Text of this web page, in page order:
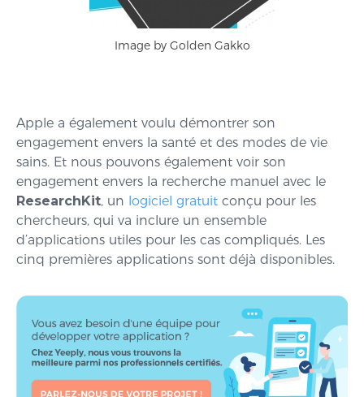
Image by Golden Gakko
Apple a également voulu démontrer son
engagement envers la santé et des modes de vie
sains. Et nous pouvons également voir son
engagement envers la recherche manuel avec le
ResearchKit, un logiciel gratuit conçu pour les
chercheurs, qui va inclure un ensemble
d’applications utiles pour les cas compliqués. Les
cinq premières applications sont déjà disponibles.